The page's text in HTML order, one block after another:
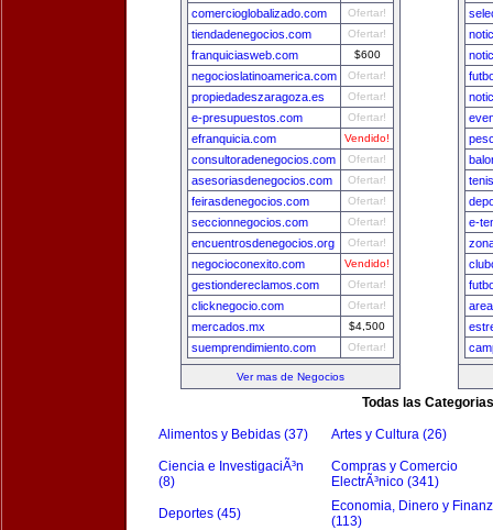
comercioglobalizado.com Ofertar!
tiendadenegocios.com Ofertar!
franquiciasweb.com $600
negocioslatinoamerica.com Ofertar!
propiedadeszaragoza.es Ofertar!
e-presupuestos.com Ofertar!
efranquicia.com Vendido!
consultoradenegocios.com Ofertar!
asesoriasdenegocios.com Ofertar!
feirasdenegocios.com Ofertar!
seccionnegocios.com Ofertar!
encuentrosdenegocios.org Ofertar!
negocioconexito.com Vendido!
gestiondereclamos.com Ofertar!
clicknegocio.com Ofertar!
mercados.mx $4,500
suemprendimiento.com Ofertar!
Ver mas de Negocios
e-
Todas las Categorias
Alimentos y Bebidas (37) Artes y Cultura (26)
Ciencia e InvestigaciÃ³n
(8)
Compras y Comercio
ElectrÃ³nico (341)
Deportes (45)
Economia, Dinero y
(113)